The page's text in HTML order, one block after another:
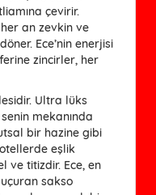
çevirir.
an zevkin ve
Ece’nin enerjisi
zincirler, her
Ultra lüks
mekanında
bir hazine gibi
otellerde eşlik
ve titizdir. Ece, en
sakso